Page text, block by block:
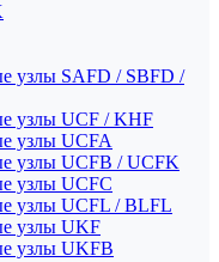
узлы SAFD / SBFD /
узлы UCF / KHF
узлы UCFA
узлы UCFB / UCFK
узлы UCFC
узлы UCFL / BLFL
узлы UKF
узлы UKFB